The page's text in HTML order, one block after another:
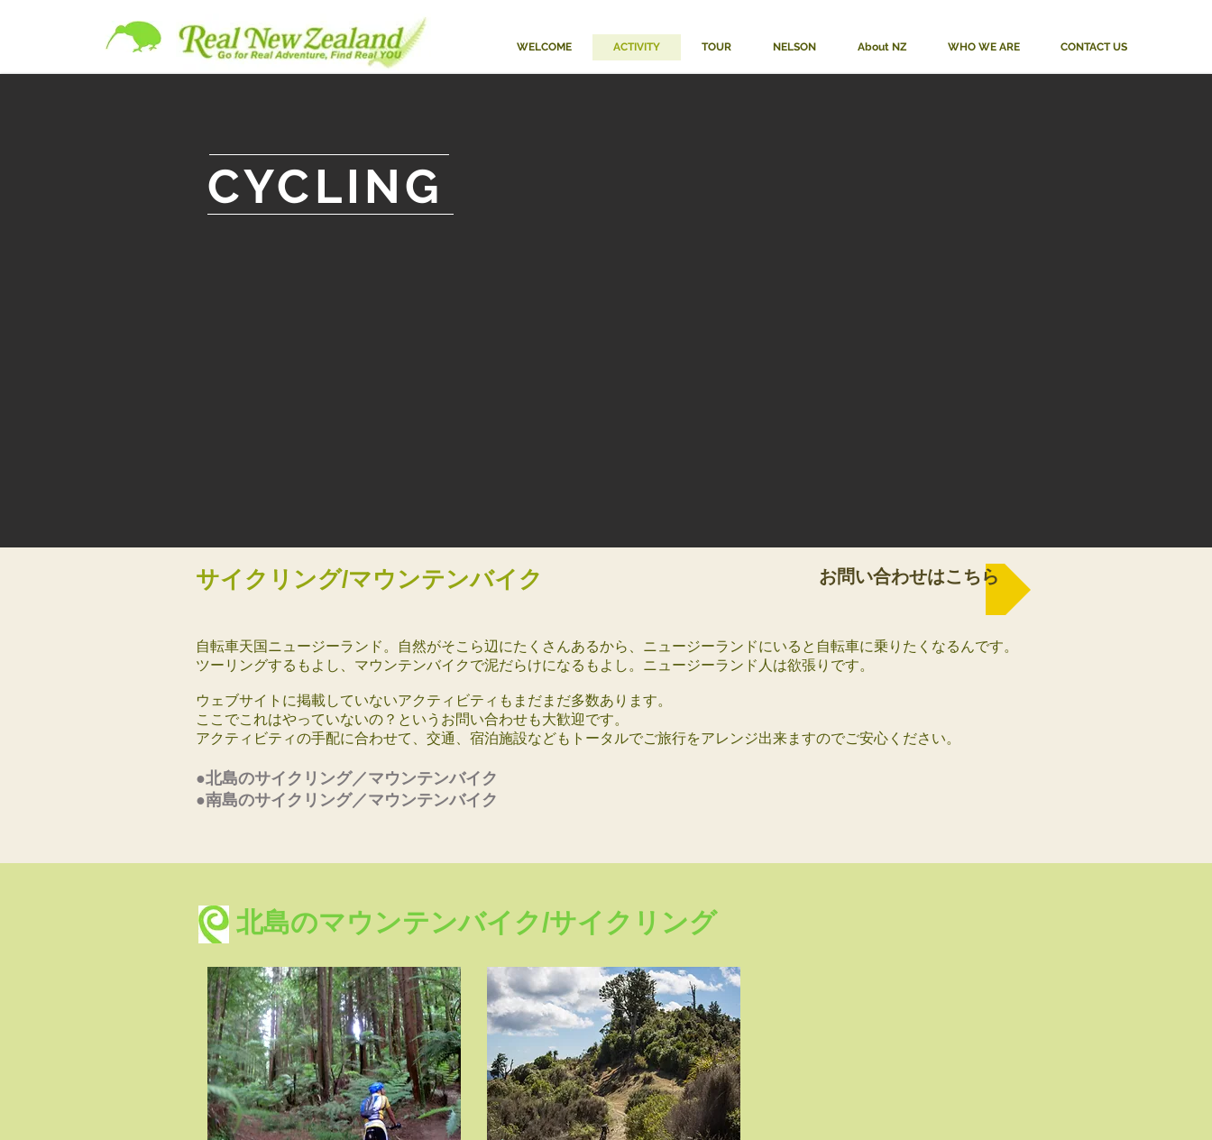
WELCOME ACTIVITY TOUR NELSON About NZ WHO WE ARE CONTACT US
CYCLING
サイクリング/マウンテンバイク お問い合わせはこちら
自転車天国ニュージーランド。自然がそこら辺にたくさんあるから、ニュージーランドにいると自転車に乗りたくなるんです。
ツーリングするもよし、マウンテンバイクで泥だらけになるもよし。ニュージーランド人は欲張りです。
ウェブサイトに掲載していないアクティビティもまだまだ多数あります。
ここでこれはやっていないの？というお問い合わせも大歓迎です。
アクティビティの手配に合わせて、交通、宿泊施設などもトータルでご旅行をアレンジ出来ますのでご安心ください。​
●北島のサイクリング／マウンテンバイク
●南島のサイクリング／マウンテンバイク
北島のマウンテンバイク/サイクリング